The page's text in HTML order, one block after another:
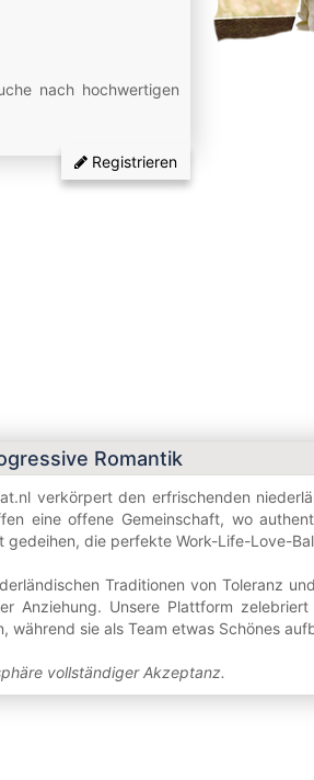
nach hochwertigen
Registrieren
Romantik
verkörpert den erfrischenden
eine offene Gemeinschaft, wo
die perfekte Work-Life-Love-
Traditionen von Toleranz
Anziehung. Unsere Plattform
sie als Team etwas Schönes
vollständiger Akzeptanz.